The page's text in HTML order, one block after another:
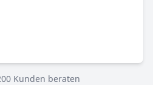
Kunden beraten